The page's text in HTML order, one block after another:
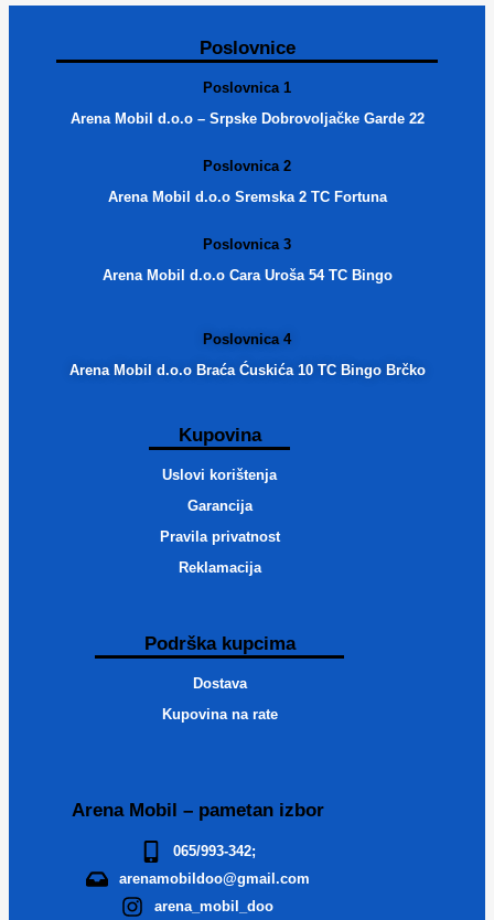
Poslovnice
Poslovnica 1
Arena Mobil d.o.o – Srpske Dobrovoljačke Garde 22
Poslovnica 2
Arena Mobil d.o.o Sremska 2 TC Fortuna
Poslovnica 3
Arena Mobil d.o.o Cara Uroša 54 TC Bingo
Poslovnica 4
Arena Mobil d.o.o Braća Ćuskića 10 TC Bingo Brčko
Kupovina
Uslovi korištenja
Garancija
Pravila privatnost
Reklamacija
Podrška kupcima
Dostava
Kupovina na rate
Arena Mobil – pametan izbor
065/993-342;
arenamobildoo@gmail.com
arena_mobil_doo